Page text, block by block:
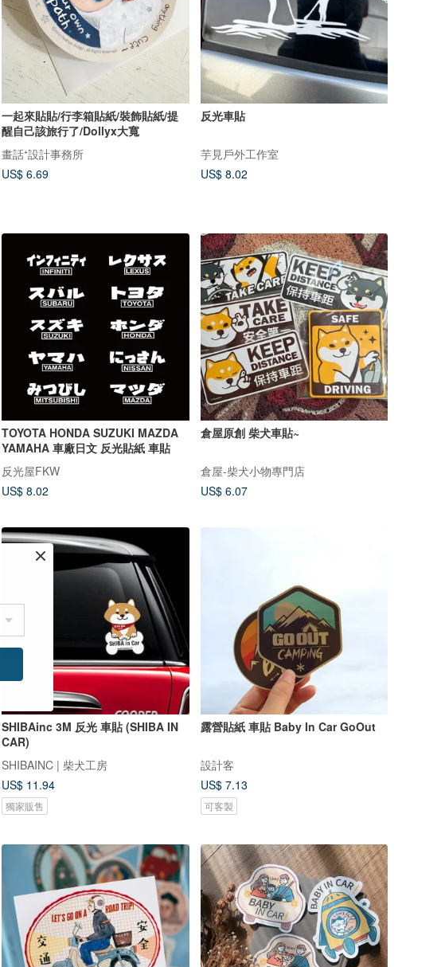
一起來貼貼/行李箱貼紙/裝飾貼紙/提
醒自己該旅行了/Dollyx大寬
畫話⁺設計事務所
US$ 6.69
反光車貼
芋見戶外工作室
US$ 8.02
TOYOTA HONDA SUZUKI MAZDA
YAMAHA 車廠日文 反光貼紙 車貼
反光屋FKW
US$ 8.02
倉屋原創 柴犬車貼~
倉屋-柴犬小物專門店
US$ 6.07
SHIBAinc 3M 反光 車貼 (SHIBA IN
CAR)
SHIBAINC | 柴犬工房
US$ 11.94
獨家販售
露營貼紙 車貼 Baby In Car GoOut
設計客
US$ 7.13
可客製